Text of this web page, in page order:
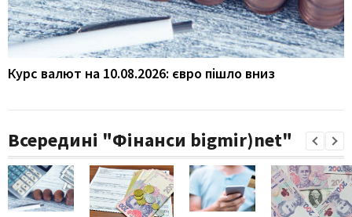
Курс валют на 10.08.2026: євро пішло вниз
Всередині "Фінанси bigmir)net"